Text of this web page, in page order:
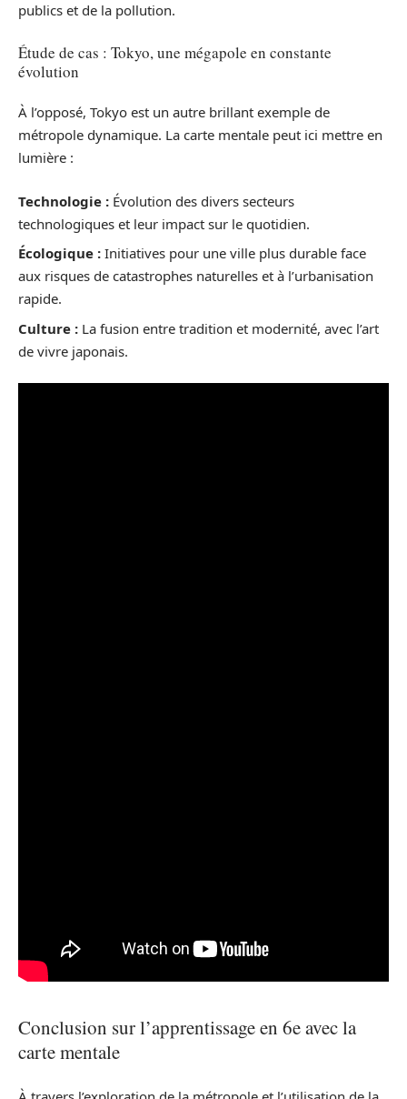
publics et de la pollution.
Étude de cas : Tokyo, une mégapole en constante
évolution
À l’opposé, Tokyo est un autre brillant exemple de
métropole dynamique. La carte mentale peut ici mettre en
lumière :
Technologie : Évolution des divers secteurs
technologiques et leur impact sur le quotidien.
Écologique : Initiatives pour une ville plus durable face
aux risques de catastrophes naturelles et à l’urbanisation
rapide.
Culture : La fusion entre tradition et modernité, avec l’art
de vivre japonais.
Conclusion sur l’apprentissage en 6e avec la
carte mentale